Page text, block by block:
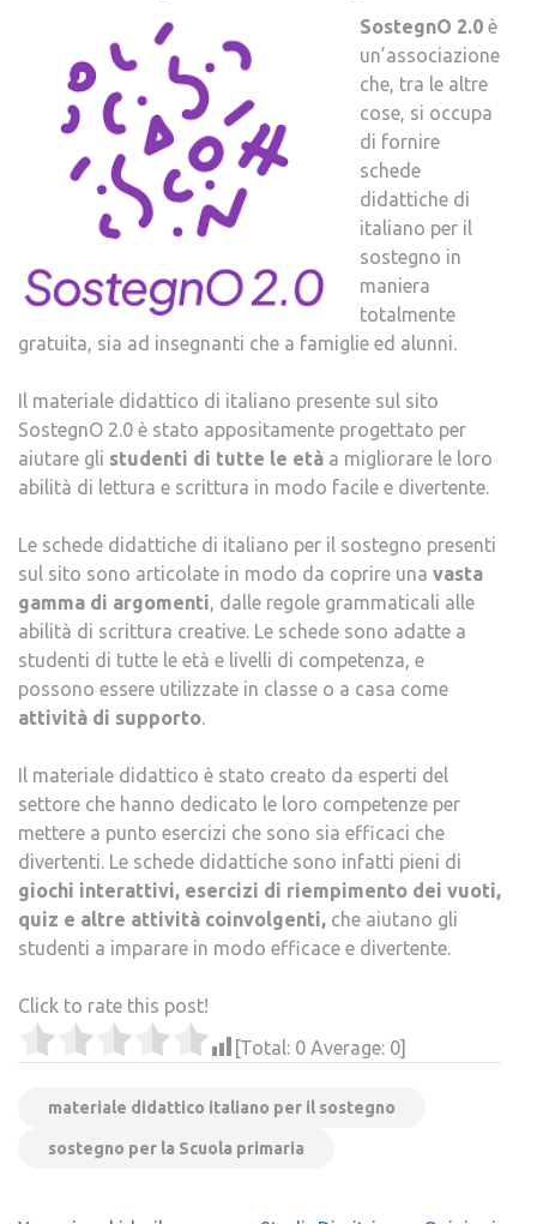
SostegnO 2.0 è
un’associazione
che, tra le altre
cose, si occupa
di fornire
schede
didattiche di
italiano per il
sostegno in
maniera
totalmente
gratuita, sia ad insegnanti che a famiglie ed alunni.
Il materiale didattico di italiano presente sul sito
SostegnO 2.0 è stato appositamente progettato per
aiutare gli studenti di tutte le età a migliorare le loro
abilità di lettura e scrittura in modo facile e divertente.
Le schede didattiche di italiano per il sostegno presenti
sul sito sono articolate in modo da coprire una vasta
gamma di argomenti, dalle regole grammaticali alle
abilità di scrittura creative. Le schede sono adatte a
studenti di tutte le età e livelli di competenza, e
possono essere utilizzate in classe o a casa come
attività di supporto.
Il materiale didattico è stato creato da esperti del
settore che hanno dedicato le loro competenze per
mettere a punto esercizi che sono sia efficaci che
divertenti. Le schede didattiche sono infatti pieni di
giochi interattivi, esercizi di riempimento dei vuoti,
quiz e altre attività coinvolgenti, che aiutano gli
studenti a imparare in modo efficace e divertente.
Click to rate this post!
[Total: 0 Average: 0]
materiale didattico italiano per il sostegno
sostegno per la Scuola primaria